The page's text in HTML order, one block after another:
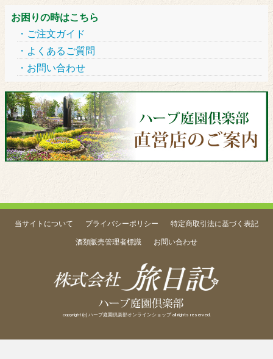
お困りの時はこちら
ご注文ガイド
よくあるご質問
お問い合わせ
当サイトについて プライバシーポリシー 特定商取引法に基づく表記
酒類販売管理者標識 お問い合わせ
copyright (c) ハーブ庭園倶楽部オンラインショップ all rights reserved.